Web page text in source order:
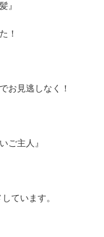
』
！
お見逃しなく！
ご主人』
ています。